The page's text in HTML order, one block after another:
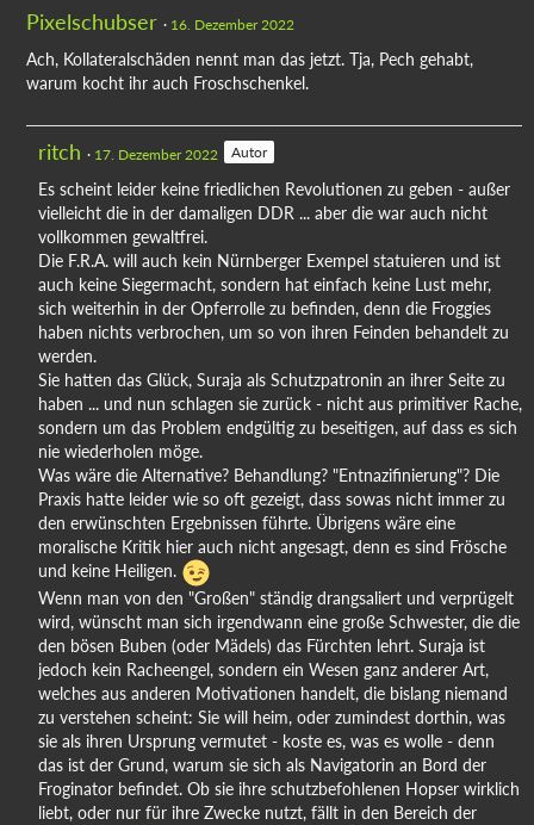
Pixelschubser 16. Dezember 2022
Ach, Kollateralschäden nennt man das jetzt. Tja, Pech gehabt,
warum kocht ihr auch Froschschenkel.
ritch 17. Dezember 2022 Autor
Es scheint leider keine friedlichen Revolutionen zu geben - außer
vielleicht die in der damaligen DDR ... aber die war auch nicht
vollkommen gewaltfrei.
Die F.R.A. will auch kein Nürnberger Exempel statuieren und ist
auch keine Siegermacht, sondern hat einfach keine Lust mehr,
sich weiterhin in der Opferrolle zu befinden, denn die Froggies
haben nichts verbrochen, um so von ihren Feinden behandelt zu
werden.
Sie hatten das Glück, Suraja als Schutzpatronin an ihrer Seite zu
haben ... und nun schlagen sie zurück - nicht aus primitiver Rache,
sondern um das Problem endgültig zu beseitigen, auf dass es sich
nie wiederholen möge.
Was wäre die Alternative? Behandlung? "Entnazifinierung"? Die
Praxis hatte leider wie so oft gezeigt, dass sowas nicht immer zu
den erwünschten Ergebnissen führte. Übrigens wäre eine
moralische Kritik hier auch nicht angesagt, denn es sind Frösche
und keine Heiligen.
Wenn man von den "Großen" ständig drangsaliert und verprügelt
wird, wünscht man sich irgendwann eine große Schwester, die die
den bösen Buben (oder Mädels) das Fürchten lehrt. Suraja ist
jedoch kein Racheengel, sondern ein Wesen ganz anderer Art,
welches aus anderen Motivationen handelt, die bislang niemand
zu verstehen scheint: Sie will heim, oder zumindest dorthin, was
sie als ihren Ursprung vermutet - koste es, was es wolle - denn
das ist der Grund, warum sie sich als Navigatorin an Bord der
Froginator befindet. Ob sie ihre schutzbefohlenen Hopser wirklich
liebt, oder nur für ihre Zwecke nutzt, fällt in den Bereich der